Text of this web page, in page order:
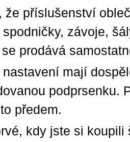
že příslušenství
závoje,
prodává
mají
podprsenku.
předem.
kdy jste si